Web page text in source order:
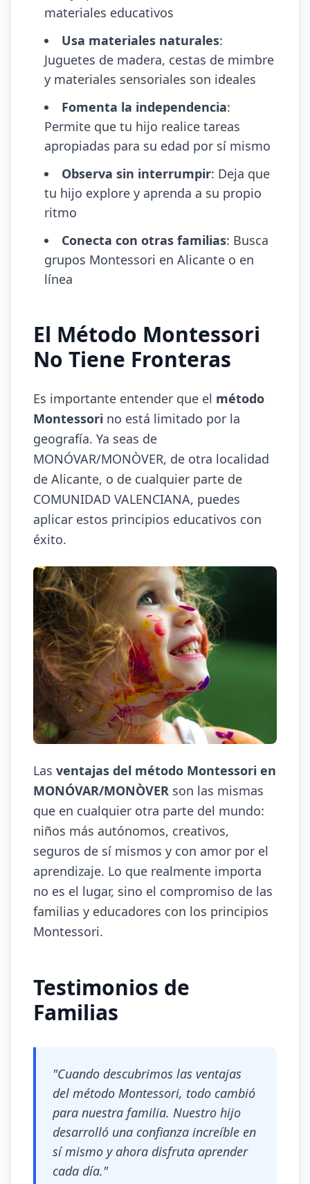
materiales educativos
Usa materiales naturales:
Juguetes de madera, cestas de mimbre
y materiales sensoriales son ideales
Fomenta la independencia:
Permite que tu hijo realice tareas
apropiadas para su edad por sí mismo
Observa sin interrumpir: Deja que
tu hijo explore y aprenda a su propio
ritmo
Conecta con otras familias: Busca
grupos Montessori en Alicante o en
línea
El Método Montessori
No Tiene Fronteras
Es importante entender que el método
Montessori no está limitado por la
geografía. Ya seas de
MONÓVAR/MONÒVER, de otra localidad
de Alicante, o de cualquier parte de
COMUNIDAD VALENCIANA, puedes
aplicar estos principios educativos con
éxito.
Las ventajas del método Montessori en
MONÓVAR/MONÒVER son las mismas
que en cualquier otra parte del mundo:
niños más autónomos, creativos,
seguros de sí mismos y con amor por el
aprendizaje. Lo que realmente importa
no es el lugar, sino el compromiso de las
familias y educadores con los principios
Montessori.
Testimonios de
Familias
"Cuando descubrimos las ventajas
del método Montessori, todo cambió
para nuestra familia. Nuestro hijo
desarrolló una confianza increíble en
sí mismo y ahora disfruta aprender
cada día."